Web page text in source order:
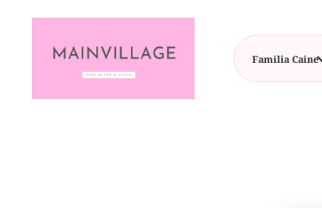
Familia Caine